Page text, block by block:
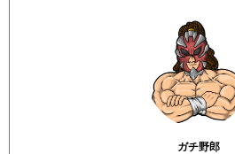
ガチ野郎